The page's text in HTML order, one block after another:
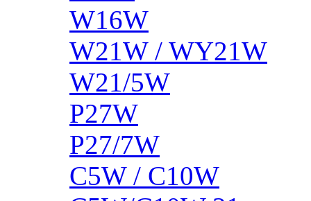
W16W
W21W / WY21W
W21/5W
P27W
P27/7W
C5W / C10W